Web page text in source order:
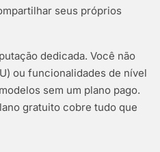
seus próprios
dedicada. Você não
ou funcionalidades de nível
sem um plano pago.
gratuito cobre tudo que